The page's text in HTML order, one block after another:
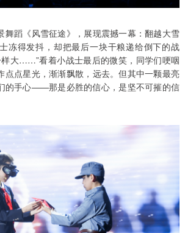
舞蹈《风雪征途》，展现震撼一幕：翻越大雪
冻得发抖，却把最后一块干粮递给倒下的战
样大……”看着小战士最后的微笑，同学们哽咽
点点星光，渐渐飘散，远去。但其中一颗最亮
的手心——那是必胜的信心，是坚不可摧的信